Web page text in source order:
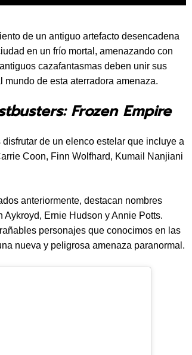
de un antiguo artefacto desencadena
en un frío mortal, amenazando con
cazafantasmas deben unir sus
de esta aterradora amenaza.
Frozen Empire
de un elenco estelar que incluye a
Coon, Finn Wolfhard, Kumail Nanjiani
anteriormente, destacan nombres
Aykroyd, Ernie Hudson y Annie Potts.
personajes que conocimos en las
nueva y peligrosa amenaza paranormal.